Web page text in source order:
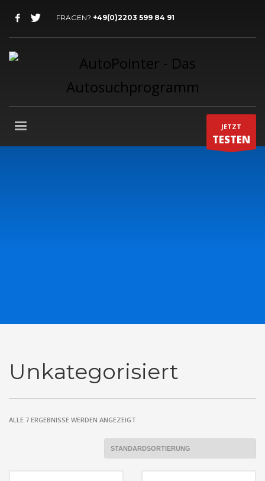
FRAGEN? +49(0)2203 599 84 91
JETZT
TESTEN
Unkategorisiert
ALLE 7 ERGEBNISSE WERDEN ANGEZEIGT